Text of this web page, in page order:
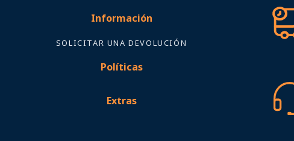
SOLICITAR UNA DEVOLUCIÓN
Políticas